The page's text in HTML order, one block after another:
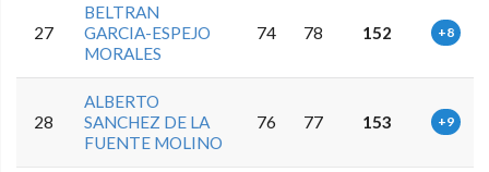
27
BELTRAN
GARCIA-ESPEJO
MORALES
74 78 152 +8
28
ALBERTO
SANCHEZ DE LA
FUENTE MOLINO
76 77 153 +9